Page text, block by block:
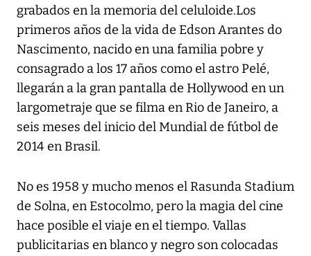
grabados en la memoria del celuloide.Los
primeros años de la vida de Edson Arantes do
Nascimento, nacido en una familia pobre y
consagrado a los 17 años como el astro Pelé,
llegarán a la gran pantalla de Hollywood en un
largometraje que se filma en Rio de Janeiro, a
seis meses del inicio del Mundial de fútbol de
2014 en Brasil.
No es 1958 y mucho menos el Rasunda Stadium
de Solna, en Estocolmo, pero la magia del cine
hace posible el viaje en el tiempo. Vallas
publicitarias en blanco y negro son colocadas